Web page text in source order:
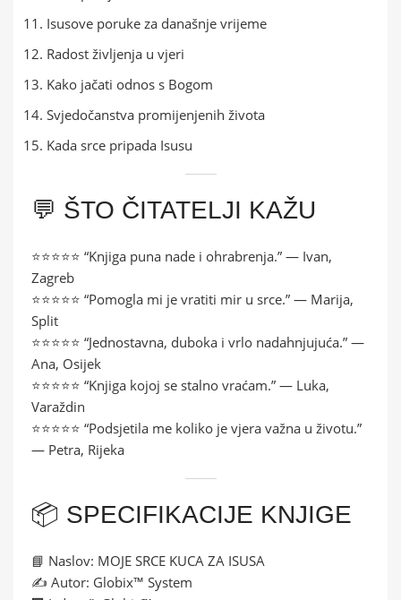
Isusove poruke za današnje vrijeme
Radost življenja u vjeri
Kako jačati odnos s Bogom
Svjedočanstva promijenjenih života
Kada srce pripada Isusu
💬 ŠTO ČITATELJI KAŽU
⭐⭐⭐⭐⭐ “Knjiga puna nade i ohrabrenja.” — Ivan,
Zagreb
⭐⭐⭐⭐⭐ “Pomogla mi je vratiti mir u srce.” — Marija,
Split
⭐⭐⭐⭐⭐ “Jednostavna, duboka i vrlo nadahnjujuća.” —
Ana, Osijek
⭐⭐⭐⭐⭐ “Knjiga kojoj se stalno vraćam.” — Luka,
Varaždin
⭐⭐⭐⭐⭐ “Podsjetila me koliko je vjera važna u životu.”
— Petra, Rijeka
📦 SPECIFIKACIJE KNJIGE
📘 Naslov: MOJE SRCE KUCA ZA ISUSA
✍️ Autor: Globix™ System